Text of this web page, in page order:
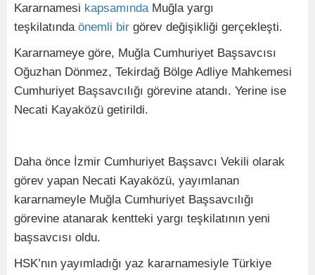
Kararnamesi kapsamındaMuğla yargı
teşkilatında önemli bir görev değişikliği gerçekleşti.
Kararnameye göre, Muğla Cumhuriyet Başsavcısı
Oğuzhan Dönmez, Tekirdağ Bölge Adliye Mahkemesi
Cumhuriyet Başsavcılığı görevine atandı. Yerine ise
Necati Kayaközü getirildi.
Daha önce İzmir Cumhuriyet Başsavcı Vekili olarak
görev yapan Necati Kayaközü, yayımlanan
kararnameyle Muğla Cumhuriyet Başsavcılığı
görevine atanarak kentteki yargı teşkilatının yeni
başsavcısı oldu.
HSK’nın yayımladığı yaz kararnamesiyle Türkiye